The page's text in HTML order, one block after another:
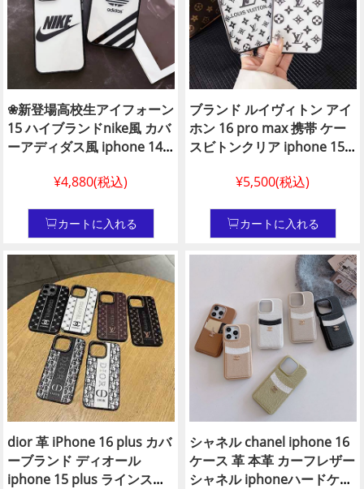
❀新登場高校生アイフォーン
15 ハイブランドnike風 カバ
ーアディダス風 iphone 14
安通販 ナイキ風 iphone 13
¥4,880(税込)
カートに入れる
ブランド ルイヴィトン アイ
ホン 16 pro max 携帯 ケー
スビトンクリア iphone 15
モノグラム ルイヴィトン ケ
カバー コピービトン iphone
スマホ 携帯13 12ケース通信
販売
¥5,500(税込)
カートに入れる
dior 革 iPhone 16 plus カバ
ーブランド ディオール
iphone 15 plus ラインスト
シャネル chanel iphone 16
ケース 革 本革 カーフレザー
シャネル iphoneハードケー